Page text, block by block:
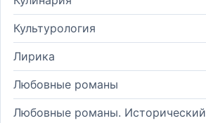
Культурология
Лирика
Любовные романы
Любовные романы. Исторический